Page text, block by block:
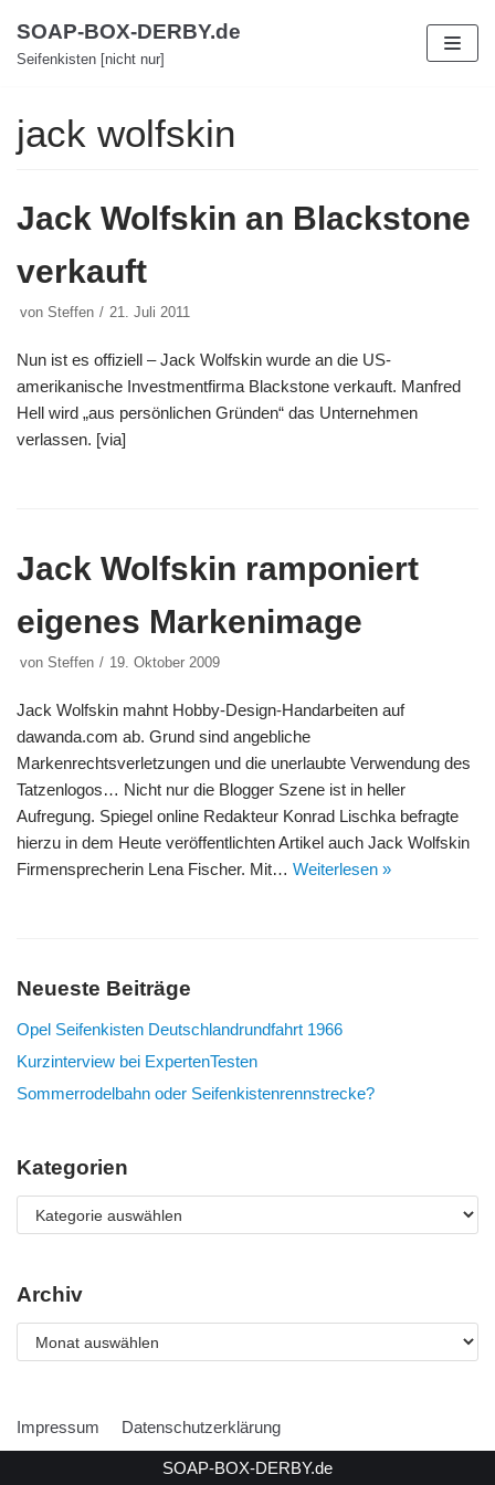
Zum
Inhalt
SOAP-BOX-DERBY.de
Seifenkisten [nicht nur]
jack wolfskin
Jack Wolfskin an Blackstone
verkauft
von Steffen 21. Juli 2011
Nun ist es offiziell – Jack Wolfskin wurde an die US-
amerikanische Investmentfirma Blackstone verkauft. Manfred
Hell wird „aus persönlichen Gründen“ das Unternehmen
verlassen. [via]
Jack Wolfskin ramponiert
eigenes Markenimage
von Steffen 19. Oktober 2009
Jack Wolfskin mahnt Hobby-Design-Handarbeiten auf
dawanda.com ab. Grund sind angebliche
Markenrechtsverletzungen und die unerlaubte Verwendung des
Tatzenlogos… Nicht nur die Blogger Szene ist in heller
Aufregung. Spiegel online Redakteur Konrad Lischka befragte
hierzu in dem Heute veröffentlichten Artikel auch Jack Wolfskin
Firmensprecherin Lena Fischer. Mit… Weiterlesen »
Neueste Beiträge
Opel Seifenkisten Deutschlandrundfahrt 1966
Kurzinterview bei ExpertenTesten
Sommerrodelbahn oder Seifenkistenrennstrecke?
Kategorien
Archiv
Impressum Datenschutzerklärung
SOAP-BOX-DERBY.de